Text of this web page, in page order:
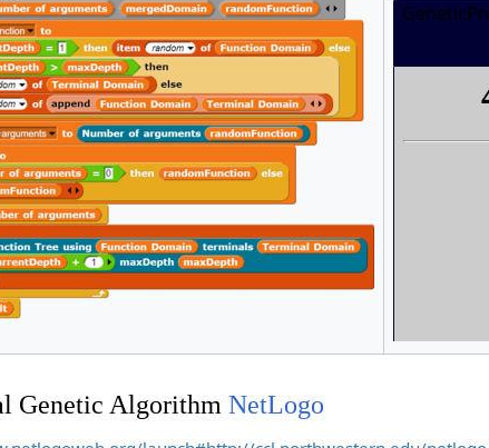
Genetic AlgorithmNetLogo